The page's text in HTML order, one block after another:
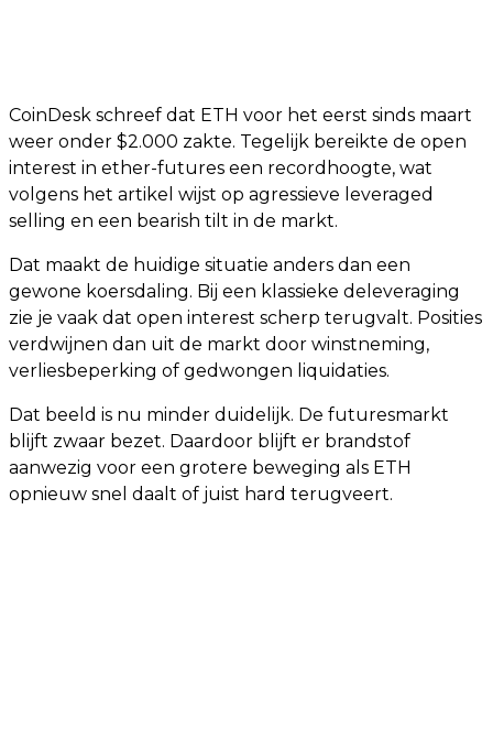
CoinDesk schreef dat ETH voor het eerst sinds maart
weer onder $2.000 zakte. Tegelijk bereikte de open
interest in ether-futures een recordhoogte, wat
volgens het artikel wijst op agressieve leveraged
selling en een bearish tilt in de markt.
Dat maakt de huidige situatie anders dan een
gewone koersdaling. Bij een klassieke deleveraging
zie je vaak dat open interest scherp terugvalt. Posities
verdwijnen dan uit de markt door winstneming,
verliesbeperking of gedwongen liquidaties.
Dat beeld is nu minder duidelijk. De futuresmarkt
blijft zwaar bezet. Daardoor blijft er brandstof
aanwezig voor een grotere beweging als ETH
opnieuw snel daalt of juist hard terugveert.